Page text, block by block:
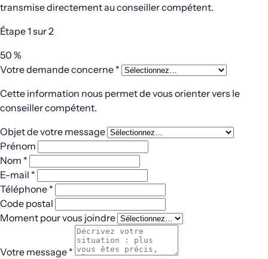
transmise directement au conseiller compétent.
Étape1 sur 2
50 %
Votre demande concerne *
Cette information nous permet de vous orienter vers le
conseiller compétent.
Objet de votre message
Prénom
Nom *
E-mail *
Téléphone *
Code postal
Moment pour vous joindre
Votre message *